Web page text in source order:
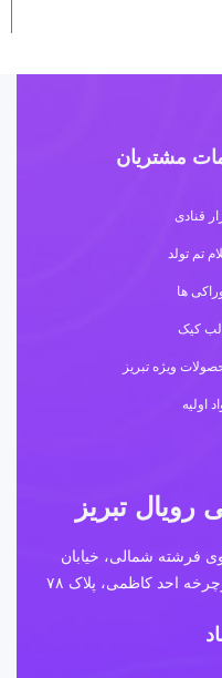
مشتریان
قنادی
تم تولد
ها
کیک
ویژه تبریز
اولیه
رویال تبریز
فرشته شمالی، خیابان
احد کاظمی، پلاک ۷۸